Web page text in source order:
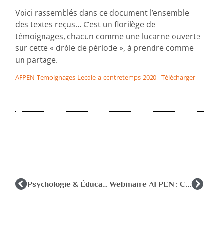
Voici rassemblés dans ce document l’ensemble
des textes reçus… C’est un florilège de
témoignages, chacun comme une lucarne ouverte
sur cette « drôle de période », à prendre comme
un partage.
AFPEN-Temoignages-Lecole-a-contretemps-2020 Télécharger
Psychologie & Éducation : Parution du n° 2021-4 Webinaire AFPEN : C. GARDOU : 18 mai 2022 à 17h30